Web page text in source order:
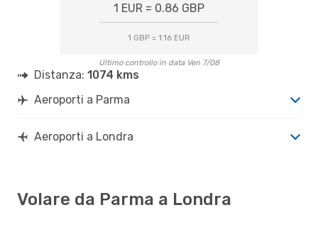
1 EUR = 0.86 GBP
1 GBP = 1.16 EUR
Ultimo controllo in data Ven 7/08
Distanza: 1074 kms
Aeroporti a Parma
Aeroporti a Londra
Volare da Parma a Londra